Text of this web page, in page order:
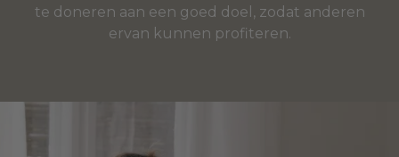
te doneren aan een goed doel, zodat anderen
ervan kunnen profiteren.